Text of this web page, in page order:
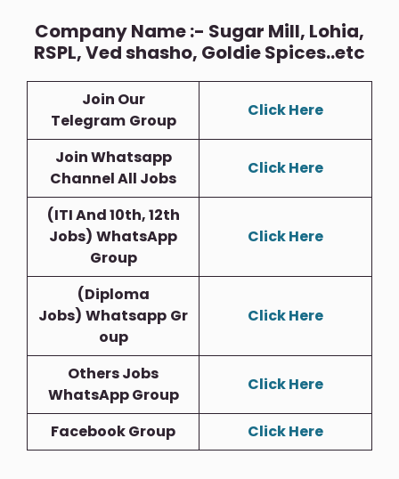
Company Name :- Sugar Mill, Lohia,
RSPL, Ved shasho, Goldie Spices..etc
Join Our
Telegram Group
Click Here
Join Whatsapp
Channel All Jobs
Click Here
(ITI And 10th, 12th
Jobs) WhatsApp
Group
Click Here
(Diploma
Jobs) Whatsapp Gr
Oup
Click Here
Others Jobs
WhatsApp Group
Click Here
Facebook Group Click Here